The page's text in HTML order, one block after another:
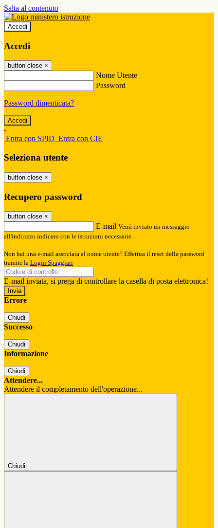
Salta al contenuto
Accedi
Accedi
button close ×
Nome Utente
Password
Password dimenticata?
-
Entra con SPID Entra con CIE
Seleziona utente
button close ×
Recupero password
button close ×
E-mail Verrà inviato un messaggio
all'indirizzo indicato con le istruzioni necessarie.
Non hai una e-mail associata al nome utente? Effettua il reset della password
tramite la Login Spaggiari
E-mail inviata, si prega di controllare la casella di posta elettronica!
Errore
Chiudi
Successo
Chiudi
Informazione
Chiudi
Attendere...
Attendere il completamento dell'operazione...
Chiudi